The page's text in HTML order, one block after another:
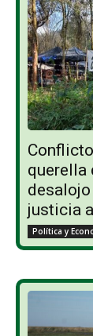
querella
justicia
Política y